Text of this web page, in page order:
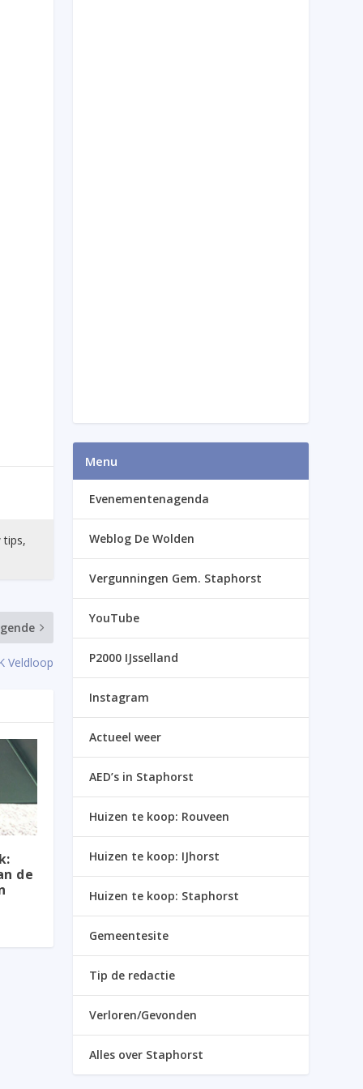
tips,
Veldloop
de
Menu
Evenementenagenda
Weblog De Wolden
Vergunningen Gem. Staphorst
YouTube
P2000 IJsselland
Instagram
Actueel weer
AED’s in Staphorst
Huizen te koop: Rouveen
Huizen te koop: IJhorst
Huizen te koop: Staphorst
Gemeentesite
Tip de redactie
Verloren/Gevonden
Alles over Staphorst